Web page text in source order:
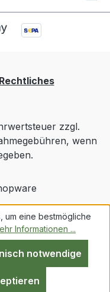
Rechtliches
zzgl.
wenn
um eine bestmögliche
Informationen ...
notwendige